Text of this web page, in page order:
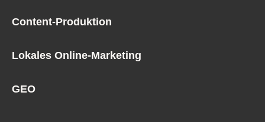
Content-Produktion
Lokales Online-Marketing
GEO